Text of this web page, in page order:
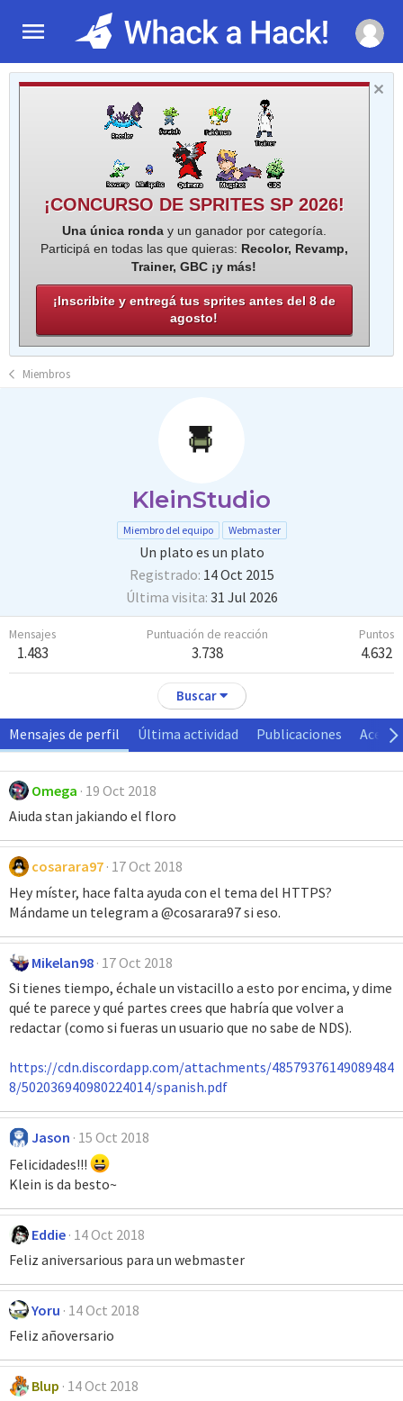
¡CONCURSO DE SPRITES SP 2026!
Una única ronday un ganador por categoría.
Participá en todas las que quieras: Recolor, Revamp,
Trainer, GBC ¡y más!
¡Inscribite y entregá tus sprites antes del 8 de
agosto!
Miembros
KleinStudio
Miembro del equipo Webmaster
Un plato es un plato
Registrado 14 Oct 2015
Última visita 31 Jul 2026
Mensajes
1.483
Puntuación de reacción
3.738
Puntos
4.632
Buscar
Mensajes de perfil Última actividad Publicaciones Acerca
Omega 19 Oct 2018
Aiuda stan jakiando el floro
cosarara97 17 Oct 2018
Hey míster, hace falta ayuda con el tema del HTTPS?
Mándame un telegram a @cosarara97 si eso.
Mikelan98 17 Oct 2018
Si tienes tiempo, échale un vistacillo a esto por encima, y dime
qué te parece y qué partes crees que habría que volver a
redactar (como si fueras un usuario que no sabe de NDS).
https://cdn.discordapp.com/attachments/48579376149089484
8/502036940980224014/spanish.pdf
Jason 15 Oct 2018
Felicidades!!!
Klein is da besto~
Eddie 14 Oct 2018
Feliz aniversarious para un webmaster
Yoru 14 Oct 2018
Feliz añoversario
Blup 14 Oct 2018